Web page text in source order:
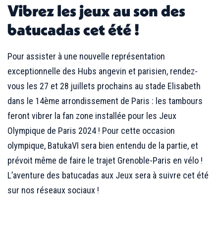
Vibrez les jeux au son des
batucadas cet été !
Pour assister à une nouvelle représentation
exceptionnelle des Hubs angevin et parisien, rendez-
vous les 27 et 28 juillets prochains au stade Elisabeth
dans le 14ème arrondissement de Paris : les tambours
feront vibrer la fan zone installée pour les Jeux
Olympique de Paris 2024 ! Pour cette occasion
olympique, BatukaVI sera bien entendu de la partie, et
prévoit même de faire le trajet Grenoble-Paris en vélo !
L’aventure des batucadas aux Jeux sera à suivre cet été
sur nos réseaux sociaux !